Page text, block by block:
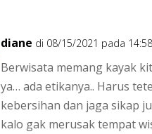
diane di 08/15/2021 pada 14:58
Berwisata memang kayak
ya… ada etikanya.. Harus
kebersihan dan jaga sikap
kalo gak merusak tempat